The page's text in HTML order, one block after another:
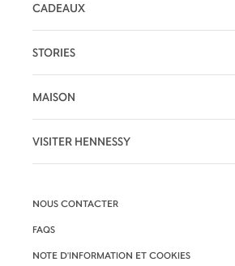
CADEAUX
STORIES
MAISON
VISITER HENNESSY
NOUS CONTACTER
FAQS
NOTE D'INFORMATION ET COOKIES